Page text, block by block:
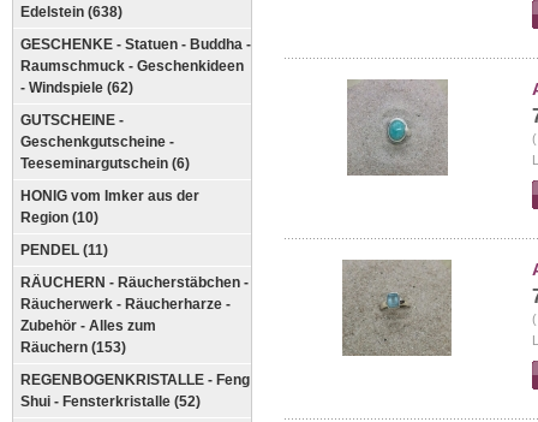
Edelstein (638)
GESCHENKE - Statuen - Buddha -
Raumschmuck - Geschenkideen
- Windspiele (62)
GUTSCHEINE -
Geschenkgutscheine -
Teeseminargutschein (6)
HONIG vom Imker aus der
Region (10)
PENDEL (11)
RÄUCHERN - Räucherstäbchen -
Räucherwerk - Räucherharze -
Zubehör - Alles zum
Räuchern (153)
REGENBOGENKRISTALLE - Feng
Shui - Fensterkristalle (52)